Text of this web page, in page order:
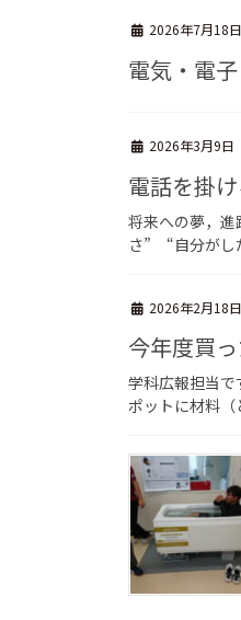
2026年7月18日
電気・電
2026年3月9日
電話を掛け
将来への夢，進
さ” “自分がし
2026年2月18日
今年度買
学科広報担当で
ポットに材料